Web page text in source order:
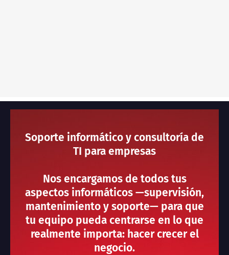
Soporte informático y consultoría de
TI para empresas
Nos encargamos de todos tus
aspectos informáticos —supervisión,
mantenimiento y soporte— para que
tu equipo pueda centrarse en lo que
realmente importa: hacer crecer el
negocio.